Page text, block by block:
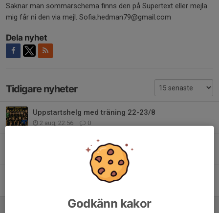
Saknar man sommarschema finns den på Supertext eller mejla
mig får ni den via mejl. Sofia.hedman79@gmail.com
Dela nyhet
Tidigare nyheter
Uppstartshelg med träning 22-23/8
2 aug, 22:56 0
Information om höstens träningar
0
Stort tack till er som hjälpte till idag med sängarna.
Tränarna önskar er alla en underbar sommar
Godkänn kakor